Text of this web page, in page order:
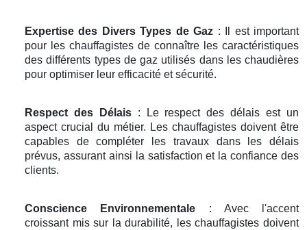
Expertise des Divers Types de Gaz : Il est important
pour les chauffagistes de connaître les caractéristiques
des différents types de gaz utilisés dans les chaudières
pour optimiser leur efficacité et sécurité.
Respect des Délais: Le respect des délais est un
aspect crucial du métier. Les chauffagistes doivent être
capables de compléter les travaux dans les délais
prévus, assurant ainsi la satisfaction et la confiance des
clients.
Conscience Environnementale : Avec l'accent
croissant mis sur la durabilité, les chauffagistes doivent